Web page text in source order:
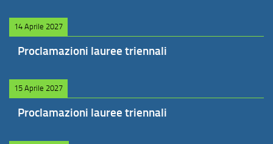
14 Aprile 2027
Proclamazioni lauree triennali
15 Aprile 2027
Proclamazioni lauree triennali